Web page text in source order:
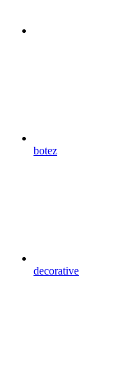
botez
decorative